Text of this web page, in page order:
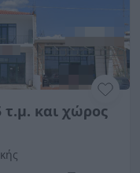
τ.μ. και χώρος